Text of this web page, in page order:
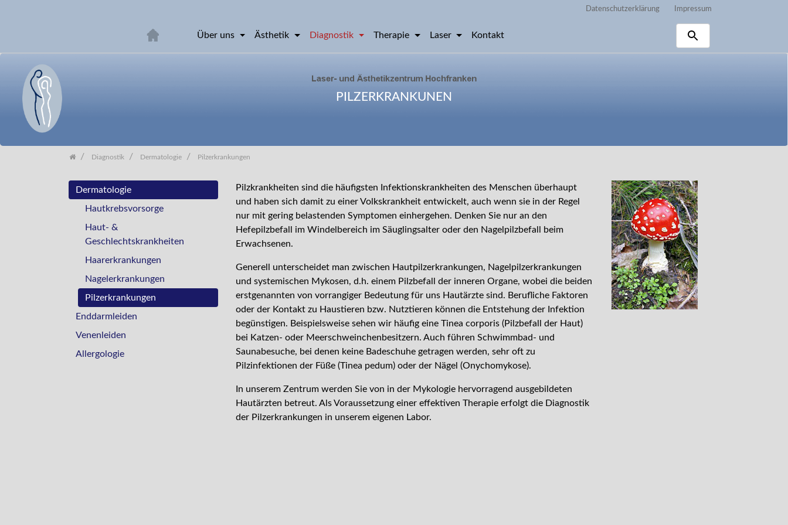
springen
Datenschutzerklärung Impressum
Über uns Ästhetik Diagnostik Therapie Laser Kontakt
PILZERKRANKUNEN
Diagnostik Dermatologie Pilzerkrankungen
Pilzkrankheiten sind die häufigsten Infektionskrankheiten des Menschen überhaupt
und haben sich damit zu einer Volkskrankheit entwickelt, auch wenn sie in der Regel
nur mit gering belastenden Symptomen einhergehen. Denken Sie nur an den
Hefepilzbefall im Windelbereich im Säuglingsalter oder den Nagelpilzbefall beim
Erwachsenen.
Generell unterscheidet man zwischen Hautpilzerkrankungen, Nagelpilzerkrankungen
und systemischen Mykosen, d.h. einem Pilzbefall der inneren Organe, wobei die beiden
erstgenannten von vorrangiger Bedeutung für uns Hautärzte sind. Berufliche Faktoren
oder der Kontakt zu Haustieren bzw. Nutztieren können die Entstehung der Infektion
begünstigen. Beispielsweise sehen wir häufig eine Tinea corporis (Pilzbefall der Haut)
bei Katzen- oder Meerschweinchenbesitzern. Auch führen Schwimmbad- und
Saunabesuche, bei denen keine Badeschuhe getragen werden, sehr oft zu
Pilzinfektionen der Füße (Tinea pedum) oder der Nägel (Onychomykose).
In unserem Zentrum werden Sie von in der Mykologie hervorragend ausgebildeten
Hautärzten betreut. Als Voraussetzung einer effektiven Therapie erfolgt die Diagnostik
der Pilzerkrankungen in unserem eigenen Labor.
Dermatologie
Hautkrebsvorsorge
Haut- &
Geschlechtskrankheiten
Haarerkrankungen
Nagelerkrankungen
Pilzerkrankungen
Enddarmleiden
Venenleiden
Allergologie